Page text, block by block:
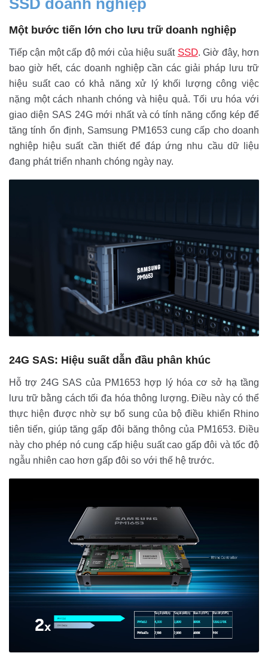
SSD doanh nghiệp
Một bước tiến lớn cho lưu trữ doanh nghiệp
Tiếp cận một cấp độ mới của hiệu suất SSD. Giờ đây, hơn
bao giờ hết, các doanh nghiệp cần các giải pháp lưu trữ
hiệu suất cao có khả năng xử lý khối lượng công việc
nặng một cách nhanh chóng và hiệu quả. Tối ưu hóa với
giao diện SAS 24G mới nhất và có tính năng cổng kép để
tăng tính ổn định, Samsung PM1653 cung cấp cho doanh
nghiệp hiệu suất cần thiết để đáp ứng nhu cầu dữ liệu
đang phát triển nhanh chóng ngày nay.
24G SAS: Hiệu suất dẫn đầu phân khúc
Hỗ trợ 24G SAS của PM1653 hợp lý hóa cơ sở hạ tầng
lưu trữ bằng cách tối đa hóa thông lượng. Điều này có thể
thực hiện được nhờ sự bổ sung của bộ điều khiển Rhino
tiên tiến, giúp tăng gấp đôi băng thông của PM1653. Điều
này cho phép nó cung cấp hiệu suất cao gấp đôi và tốc độ
ngẫu nhiên cao hơn gấp đôi so với thế hệ trước.